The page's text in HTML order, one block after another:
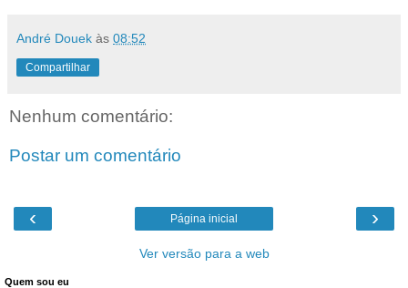
André Douek às 08:52
Compartilhar
Nenhum comentário:
Postar um comentário
‹ ›
Página inicial
Ver versão para a web
Quem sou eu